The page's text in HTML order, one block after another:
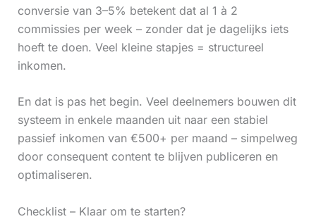
conversie van 3–5% betekent dat al 1 à 2
commissies per week – zonder dat je dagelijks iets
hoeft te doen. Veel kleine stapjes = structureel
inkomen.
En dat is pas het begin. Veel deelnemers bouwen dit
systeem in enkele maanden uit naar een stabiel
passief inkomen van €500+ per maand – simpelweg
door consequent content te blijven publiceren en
optimaliseren.
Checklist – Klaar om te starten?